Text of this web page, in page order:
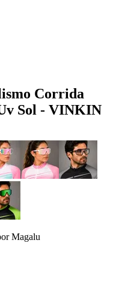
Corrida
Sol - VINKIN
Magalu